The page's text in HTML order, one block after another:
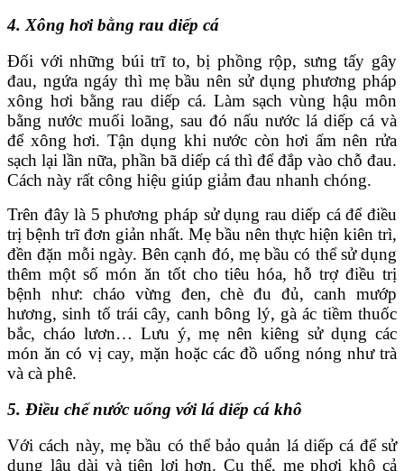
4. Xông hơi bằng rau diếp cá
Đối với những búi trĩ to, bị phồng rộp, sưng tấy gây
đau, ngứa ngáy thì mẹ bầu nên sử dụng phương pháp
xông hơi bằng rau diếp cá. Làm sạch vùng hậu môn
bằng nước muối loãng, sau đó nấu nước lá diếp cá và
để xông hơi. Tận dụng khi nước còn hơi ấm nên rửa
sạch lại lần nữa, phần bã diếp cá thì để đắp vào chỗ đau.
Cách này rất công hiệu giúp giảm đau nhanh chóng.
Trên đây là 5 phương pháp sử dụng rau diếp cá để điều
trị bệnh trĩ đơn giản nhất. Mẹ bầu nên thực hiện kiên trì,
đền đặn mỗi ngày. Bên cạnh đó, mẹ bầu có thể sử dụng
thêm một số món ăn tốt cho tiêu hóa, hỗ trợ điều trị
bệnh như: cháo vừng đen, chè đu đủ, canh mướp
hương, sinh tố trái cây, canh bông lý, gà ác tiềm thuốc
bắc, cháo lươn… Lưu ý, mẹ nên kiêng sử dụng các
món ăn có vị cay, mặn hoặc các đồ uống nóng như trà
và cà phê.
5. Điều chế nước uống với lá diếp cá khô
Với cách này, mẹ bầu có thể bảo quản lá diếp cá để sử
dụng lâu dài và tiện lợi hơn. Cụ thể, mẹ phơi khô cả